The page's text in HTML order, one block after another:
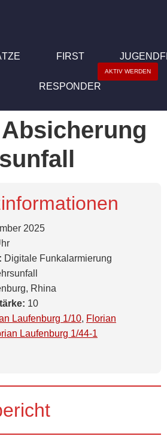
FIRST
RESPONDER
AKTIV WERDEN
2025
Digitale Funkalarmierung
Rhina
10
Laufenburg 1/10, Florian
Laufenburg 1/44-1